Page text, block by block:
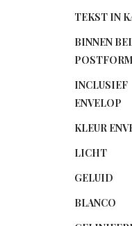
TEKST IN
BINNEN
INCLUSIEF
ENVELOP
KLEUR
LICHT
GELUID
BLANCO